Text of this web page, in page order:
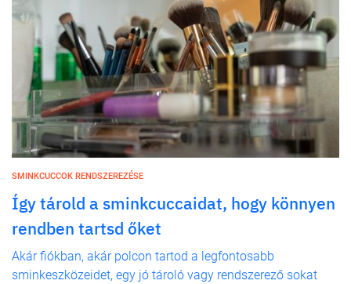
SMINKCUCCOK RENDSZEREZÉSE
Így tárold a sminkcuccaidat, hogy könnyen
rendben tartsd őket
Akár fiókban, akár polcon tartod a legfontosabb
sminkeszközeidet, egy jó tároló vagy rendszerező sokat